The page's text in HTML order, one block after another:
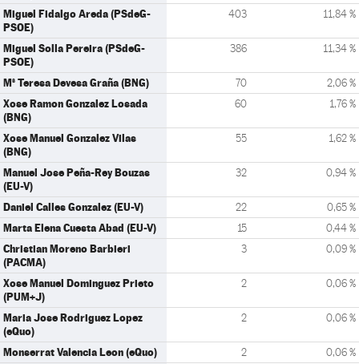
Miguel Fidalgo Areda (PSdeG-
PSOE)
403 11,84 %
Miguel Solla Pereira (PSdeG-
PSOE)
386 11,34 %
Mª Teresa Devesa Graña (BNG) 70 2,06 %
Xose Ramon Gonzalez Losada
(BNG)
60 1,76 %
Xose Manuel Gonzalez Vilas
(BNG)
55 1,62 %
Manuel Jose Peña-Rey Bouzas
(EU-V)
32 0,94 %
Daniel Calles Gonzalez (EU-V) 22 0,65 %
Marta Elena Cuesta Abad (EU-V) 15 0,44 %
Christian Moreno Barbieri
(PACMA)
3 0,09 %
Xose Manuel Dominguez Prieto
(PUM+J)
2 0,06 %
Maria Jose Rodriguez Lopez
(eQuo)
2 0,06 %
Monserrat Valencia Leon (eQuo) 2 0,06 %